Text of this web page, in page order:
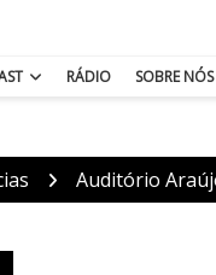
RÁDIO SOBRE NÓS
Auditório